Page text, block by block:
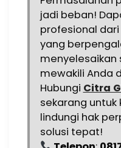
jadi beban!
profesional
yang
menyelesaikan
mewakili Anda
Hubungi Citra
sekarang
lindungi hak
solusi tepat!